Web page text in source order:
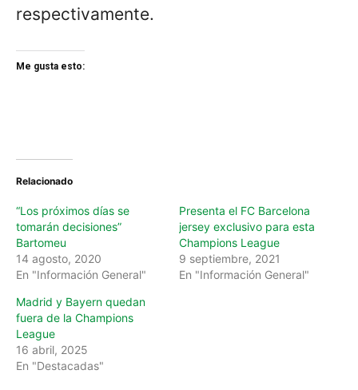
respectivamente.
Me gusta esto:
Relacionado
“Los próximos días se
tomarán decisiones”
Bartomeu
14 agosto, 2020
En "Información General"
Presenta el FC Barcelona
jersey exclusivo para esta
Champions League
9 septiembre, 2021
En "Información General"
Madrid y Bayern quedan
fuera de la Champions
League
16 abril, 2025
En "Destacadas"